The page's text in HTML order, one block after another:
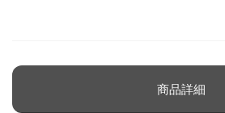
商品詳細